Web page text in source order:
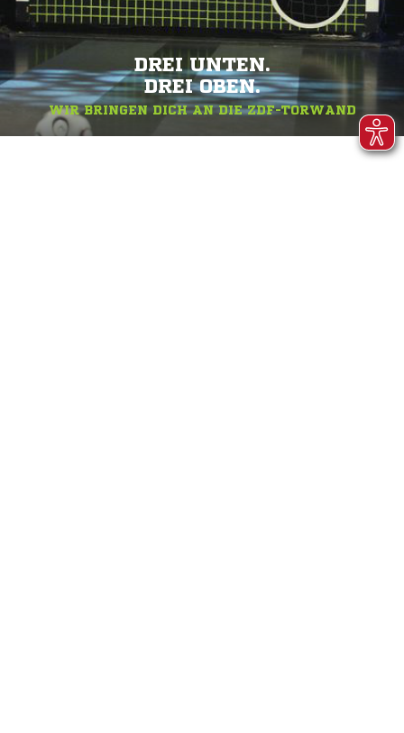
DREI UNTEN.
DREI OBEN.
WIR BRINGEN DICH AN DIE ZDF-TORWAND